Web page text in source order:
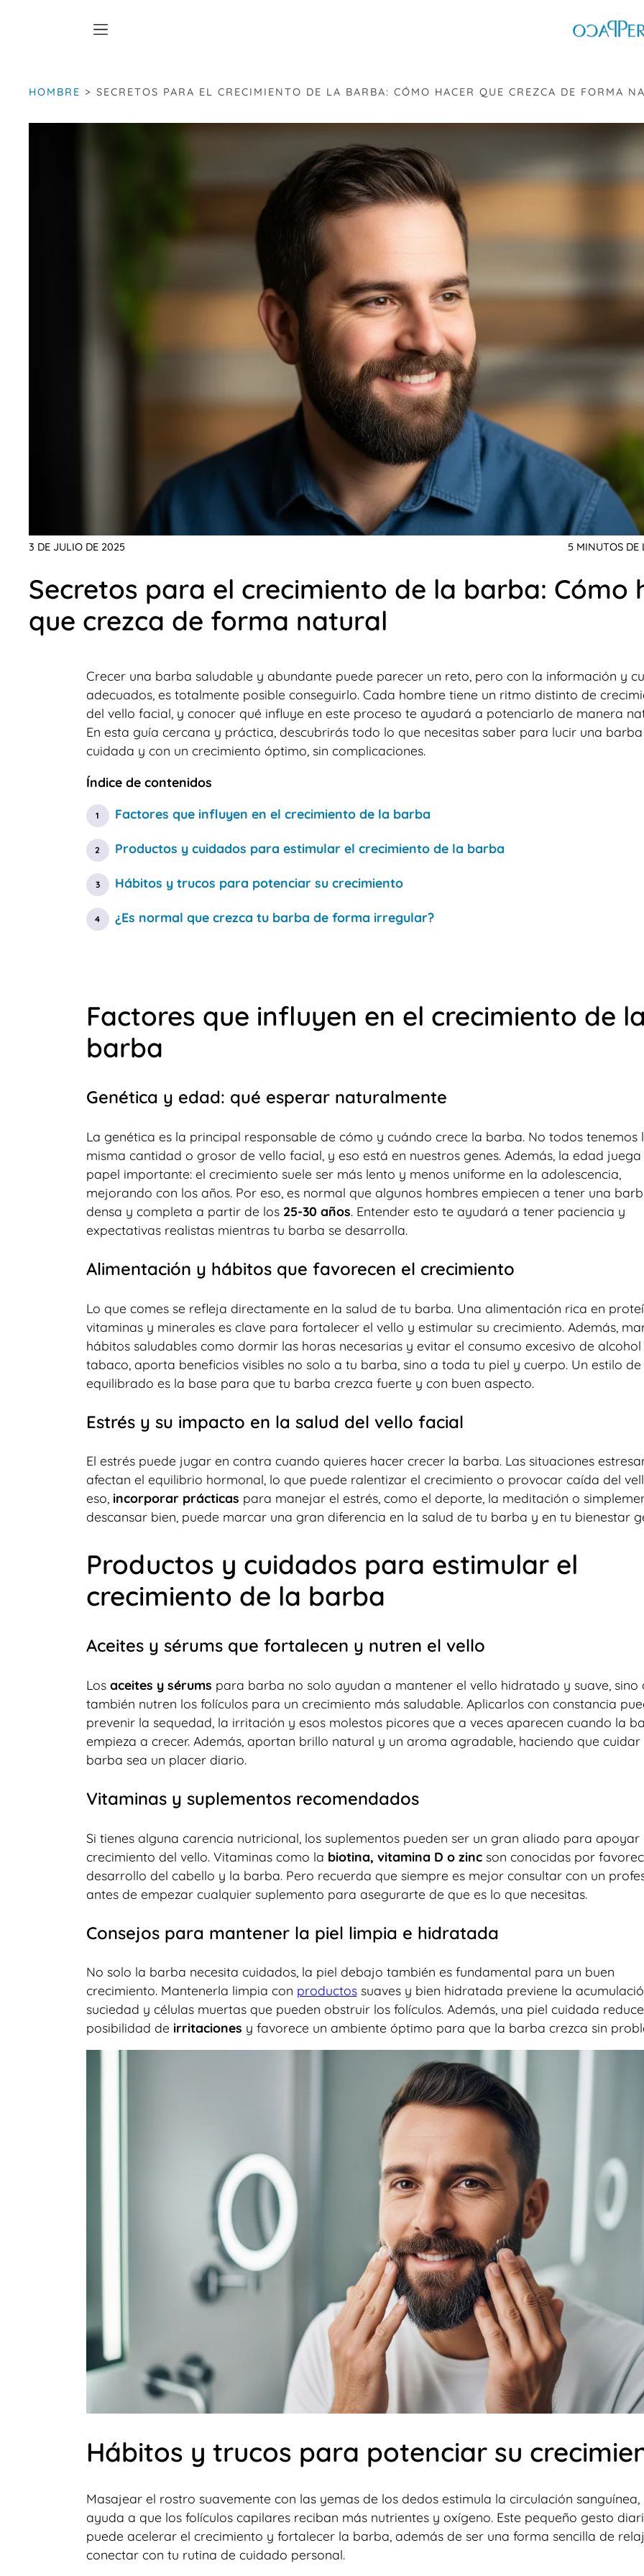
HOMBRE > SECRETOS PARA EL CRECIMIENTO DE LA BARBA: CÓMO HACER QUE CREZCA DE FORMA
3 DE JULIO DE 2025 5 MINUTOS DE
Secretos para el crecimiento de la barba: Cómo
que crezca de forma natural
Crecer una barba saludable y abundante puede parecer un reto, pero con la información y
adecuados, es totalmente posible conseguirlo. Cada hombre tiene un ritmo distinto de
del vello facial, y conocer qué influye en este proceso te ayudará a potenciarlo de manera
En esta guía cercana y práctica, descubrirás todo lo que necesitas saber para lucir una
cuidada y con un crecimiento óptimo, sin complicaciones.
Índice de contenidos
Factores que influyen en el crecimiento de la barba
Productos y cuidados para estimular el crecimiento de la barba
Hábitos y trucos para potenciar su crecimiento
¿Es normal que crezca tu barba de forma irregular?
Factores que influyen en el crecimiento de la
barba
Genética y edad: qué esperar naturalmente
La genética es la principal responsable de cómo y cuándo crece la barba. No todos tenemos
misma cantidad o grosor de vello facial, y eso está en nuestros genes. Además, la edad juega
papel importante: el crecimiento suele ser más lento y menos uniforme en la adolescencia,
mejorando con los años. Por eso, es normal que algunos hombres empiecen a tener una
densa y completa a partir de los 25-30 años. Entender esto te ayudará a tener paciencia y
expectativas realistas mientras tu barba se desarrolla.
Alimentación y hábitos que favorecen el crecimiento
Lo que comes se refleja directamente en la salud de tu barba. Una alimentación rica en
vitaminas y minerales es clave para fortalecer el vello y estimular su crecimiento. Además,
hábitos saludables como dormir las horas necesarias y evitar el consumo excesivo de alcohol
tabaco, aporta beneficios visibles no solo a tu barba, sino a toda tu piel y cuerpo. Un estilo de
equilibrado es la base para que tu barba crezca fuerte y con buen aspecto.
Estrés y su impacto en la salud del vello facial
El estrés puede jugar en contra cuando quieres hacer crecer la barba. Las situaciones
afectan el equilibrio hormonal, lo que puede ralentizar el crecimiento o provocar caída del
eso, incorporar prácticas para manejar el estrés, como el deporte, la meditación o
descansar bien, puede marcar una gran diferencia en la salud de tu barba y en tu bienestar
Productos y cuidados para estimular el
crecimiento de la barba
Aceites y sérums que fortalecen y nutren el vello
Los aceites y sérums para barba no solo ayudan a mantener el vello hidratado y suave, sino
también nutren los folículos para un crecimiento más saludable. Aplicarlos con constancia
prevenir la sequedad, la irritación y esos molestos picores que a veces aparecen cuando la
empieza a crecer. Además, aportan brillo natural y un aroma agradable, haciendo que cuidar
barba sea un placer diario.
Vitaminas y suplementos recomendados
Si tienes alguna carencia nutricional, los suplementos pueden ser un gran aliado para apoyar
crecimiento del vello. Vitaminas como la biotina, vitamina D o zincson conocidas por
desarrollo del cabello y la barba. Pero recuerda que siempre es mejor consultar con un
antes de empezar cualquier suplemento para asegurarte de que es lo que necesitas.
Consejos para mantener la piel limpia e hidratada
No solo la barba necesita cuidados, la piel debajo también es fundamental para un buen
crecimiento. Mantenerla limpia con productossuaves y bien hidratada previene la
suciedad y células muertas que pueden obstruir los folículos. Además, una piel cuidada
posibilidad de irritaciones y favorece un ambiente óptimo para que la barba crezca sin
Hábitos y trucos para potenciar su
Masajear el rostro suavemente con las yemas de los dedos estimula la circulación sanguínea,
ayuda a que los folículos capilares reciban más nutrientes y oxígeno. Este pequeño gesto
puede acelerar el crecimiento y fortalecer la barba, además de ser una forma sencilla de
conectar con tu rutina de cuidado personal.